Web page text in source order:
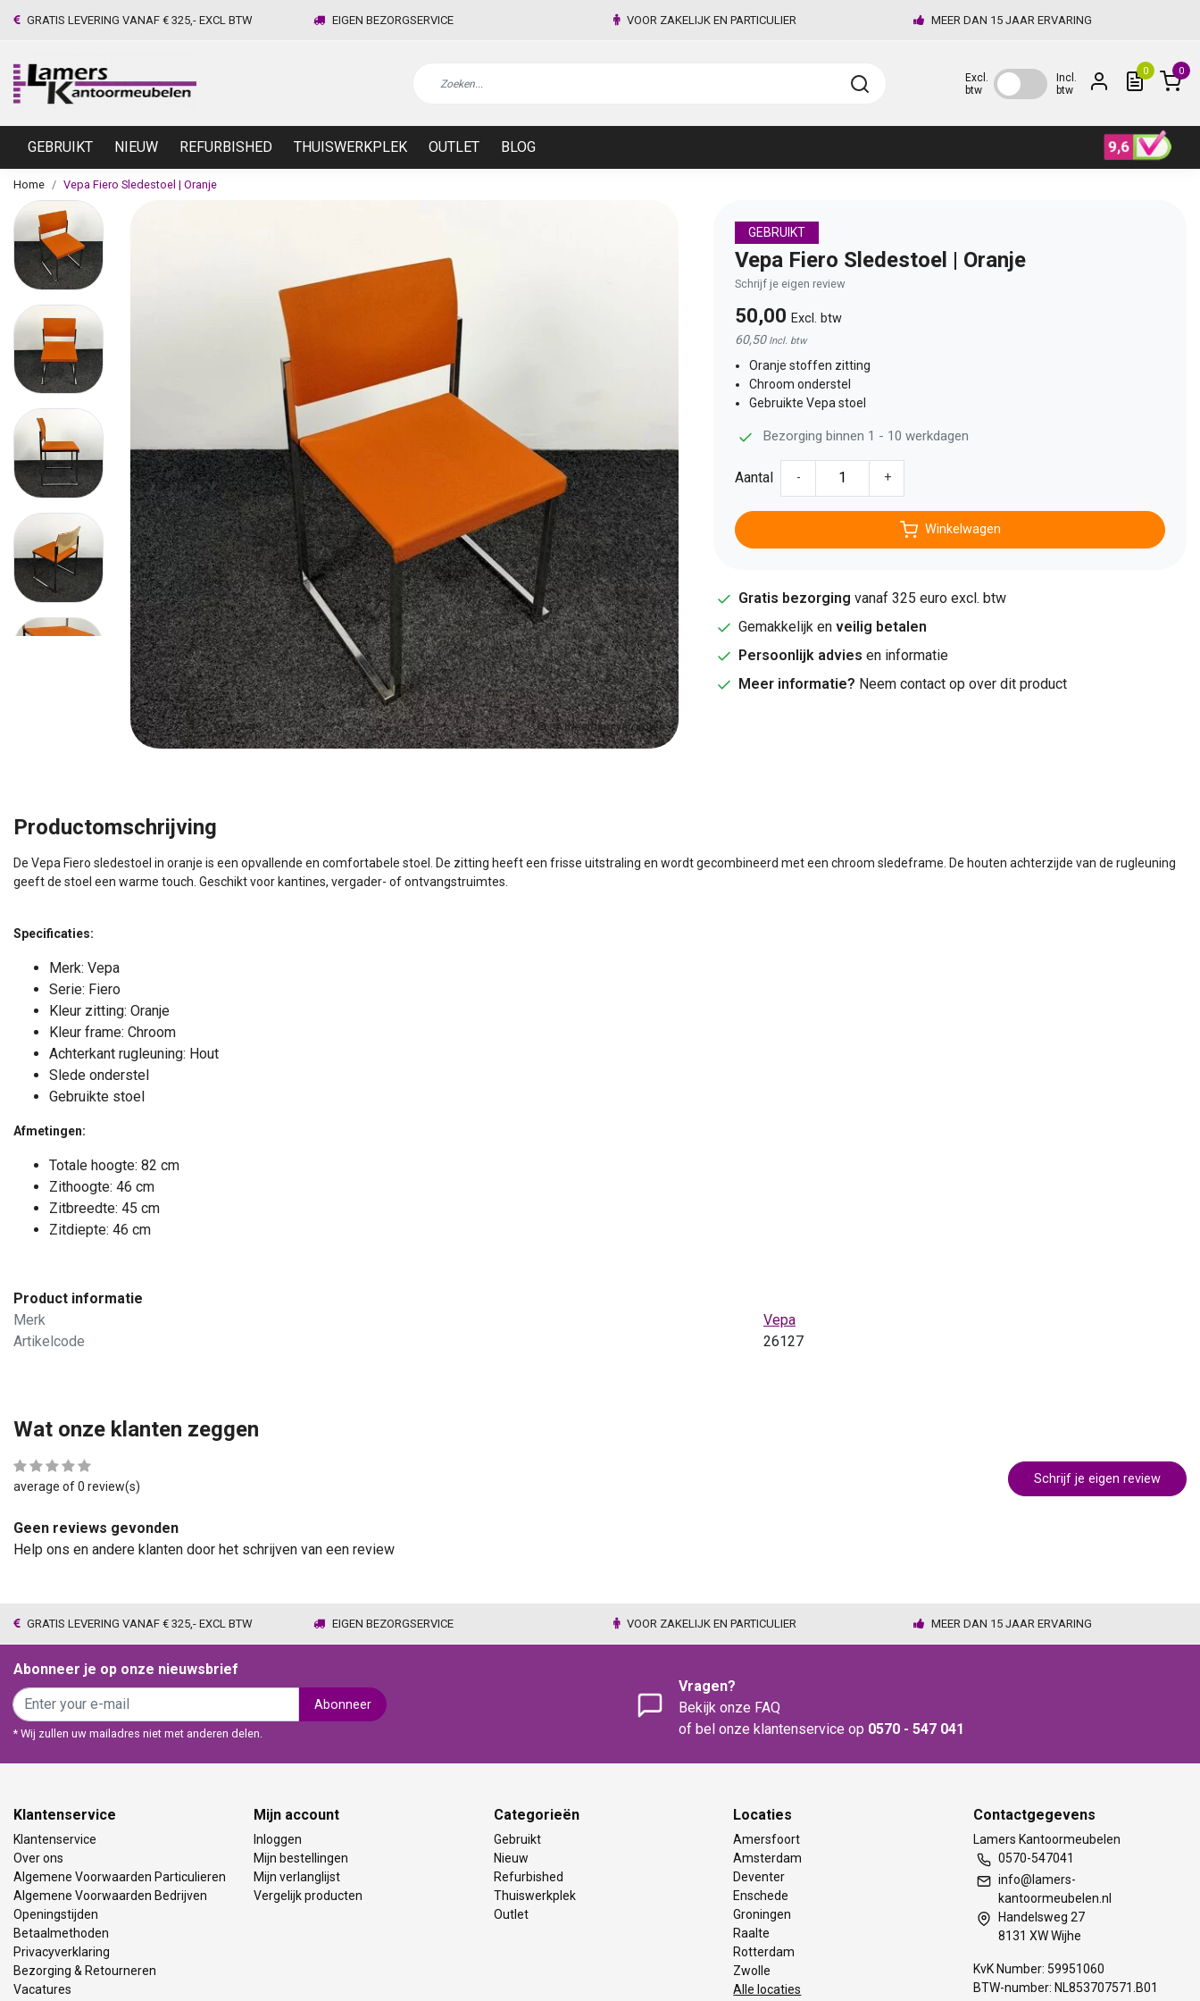
GRATIS LEVERING VANAF € 325,- EXCL BTW EIGEN BEZORGSERVICE VOOR ZAKELIJK EN PARTICULIER MEER DAN 15 JAAR ERVARING
Excl.
btw
Incl.
btw
0 0
GEBRUIKT NIEUW REFURBISHED THUISWERKPLEK OUTLET BLOG
Home Vepa Fiero Sledestoel | Oranje
Afbeelding vergroten
GEBRUIKT
Vepa Fiero Sledestoel | Oranje
Schrijf je eigen review
50,00 Excl. btw
60,50 Incl. btw
Oranje stoffen zitting
Chroom onderstel
Gebruikte Vepa stoel
Bezorging binnen 1 - 10 werkdagen
Aantal - +
Winkelwagen
Gratis bezorging vanaf 325 euro excl. btw
Gemakkelijk en veilig betalen
Persoonlijk advies en informatie
Meer informatie? Neem contact op over dit product
Productomschrijving
De Vepa Fiero sledestoel in oranje is een opvallende en comfortabele stoel. De zitting heeft een frisse uitstraling en wordt gecombineerd met een chroom sledeframe. De houten achterzijde van de rugleuning
geeft de stoel een warme touch. Geschikt voor kantines, vergader- of ontvangstruimtes.
Specificaties:
Merk: Vepa
Serie: Fiero
Kleur zitting: Oranje
Kleur frame: Chroom
Achterkant rugleuning: Hout
Slede onderstel
Gebruikte stoel
Afmetingen:
Totale hoogte: 82 cm
Zithoogte: 46 cm
Zitbreedte: 45 cm
Zitdiepte: 46 cm
Product informatie
Merk
Vepa
Artikelcode
26127
Wat onze klanten zeggen
average of 0 review(s) Schrijf je eigen review
Geen reviews gevonden
Help ons en andere klanten door het schrijven van een review
GRATIS LEVERING VANAF € 325,- EXCL BTW EIGEN BEZORGSERVICE VOOR ZAKELIJK EN PARTICULIER MEER DAN 15 JAAR ERVARING
Abonneer je op onze nieuwsbrief
Abonneer
* Wij zullen uw mailadres niet met anderen delen.
Vragen?
Bekijk onze FAQ
of bel onze klantenservice op 0570 - 547 041
Klantenservice
Klantenservice
Over ons
Algemene Voorwaarden Particulieren
Algemene Voorwaarden Bedrijven
Openingstijden
Betaalmethoden
Privacyverklaring
Bezorging & Retourneren
Vacatures
Mijn account
Inloggen
Mijn bestellingen
Mijn verlanglijst
Vergelijk producten
Categorieën
Gebruikt
Nieuw
Refurbished
Thuiswerkplek
Outlet
Locaties
Amersfoort
Amsterdam
Deventer
Enschede
Groningen
Raalte
Rotterdam
Zwolle
Alle locaties
Contactgegevens
Lamers Kantoormeubelen
0570-547041
info@lamers-
kantoormeubelen.nl
Handelsweg 27
8131 XW Wijhe
KvK Number: 59951060
BTW-number: NL853707571.B01